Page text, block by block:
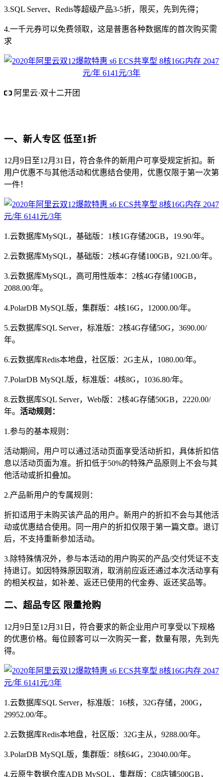
3.SQL Server、Redis等超级产品3-5折，限买，先到先得；
4.一千元券可以免费领取，这是普惠各种数据库的首次购买需
求
阿里云·双十二开团
一、新人专区 低至1折
12月9日至12月31日，符合条件的新用户可享受规定折扣。新
用户优惠不与其他活动和优惠结合使用，优惠仅限于第一次第
一件！
1.云数据库MySQL，基础版：1核1G存储20GB，19.90/年。
2.云数据库MySQL，基础版：2核4G存储100GB，921.00/年。
3.云数据库MySQL，高可用性版本：2核4G存储100GB，
2088.00/年。
4.PolarDB MySQL版，集群版：4核16G，12000.00/年。
5.云数据库SQL Server，标准版：2核4G存储50G，3690.00/
年。
6.云数据库Redis本地盘，社区版：2G主从，1080.00/年。
7.PolarDB MySQL版，标准版：4核8G，1036.80/年。
8.云数据库SQL Server，Web版：2核4G存储50GB，2220.00/
年。 活动规则：
1.参与的基本规则：
活动期间，用户可以通过活动页面享受活动折扣，具体折扣信
息以活动页面为准。折扣低于50%的特殊产品原则上不会与其
他活动或折扣叠加。
2.产品新用户的专属规则：
折扣适用于未购买该产品的用户。新用户的折扣不会与其他活
动或优惠结合使用。同一用户的折扣仅限于第一篇文章。退订
后，不支持重新参加活动。
3.除特殊情况外，参与本活动的用户购买的产品/交付凭证不支
持退订。如因特殊原因取消，取消前应返还通过本次活动享有
的相关权益，如补差、返还已使用的代金券、返还奖品等。
二、超品专区 限量抢购
12月9日至12月31日，符合要求的新企业用户可享受以下规格
的优惠价格。每位顾客可以一次购买一套，数量有限，先到先
得。
1.云数据库SQL Server，标准版：16核，32G存储，200G，
29952.00/年。
2.云数据库Redis本地盘，社区版：32G主从，9288.00/年。
3.PolarDB MySQL版，集群版：8核64G，23040.00/年。
4.云原生数据仓库ADB MySQL，集群版：C8店铺500GB，